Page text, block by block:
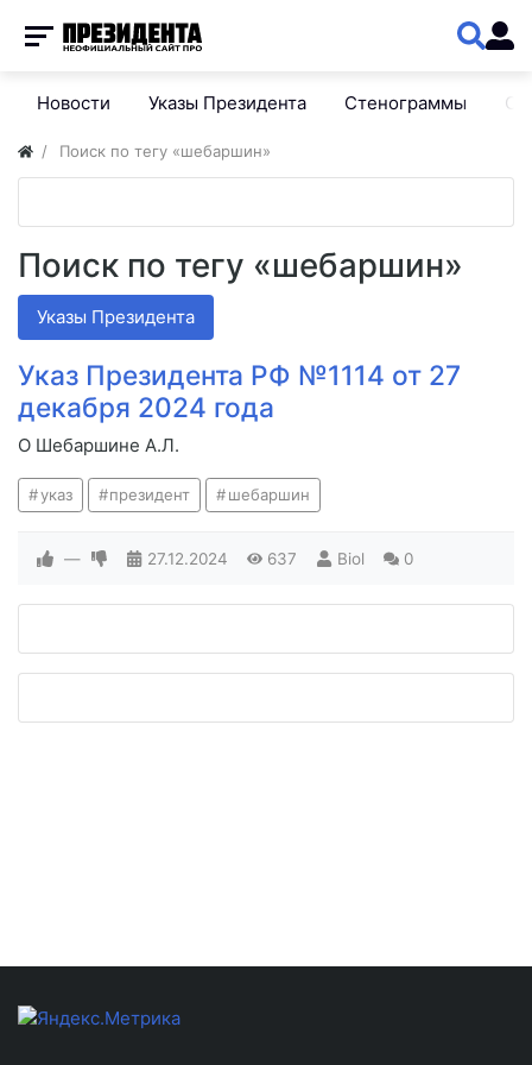
Новости Указы Президента Стенограммы
Поиск по тегу «шебаршин»
Поиск по тегу «шебаршин»
Указы Президента
Указ Президента РФ №1114 от 27
декабря 2024 года
О Шебаршине А.Л.
указ президент шебаршин
— 27.12.2024 637 Biol 0